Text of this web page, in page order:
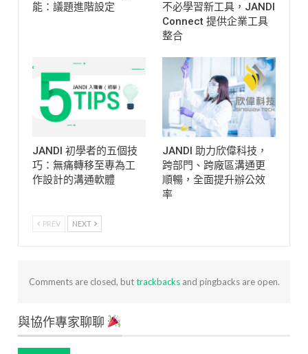
能：議題進階設定
不必學習新工具，JANDI
Connect 提供企業工具
整合
JANDI 初學者的五個技
巧：無痛轉移至專為工
作設計的溝通軟體
JANDI 助力欣偉科技，
跨部門、跨廠區溝通更
順暢，全面提升辦公效
率
PREV NEXT
Comments are closed, buttrackbacksand pingbacks are open.
與協作專家聊聊